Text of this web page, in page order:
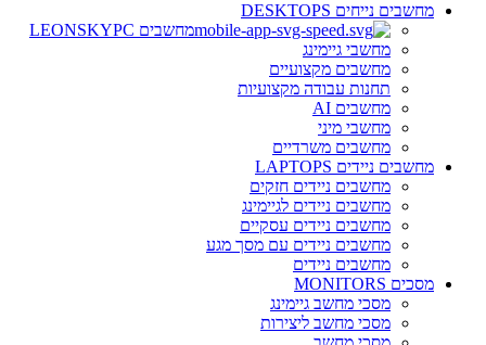
מחשבים נייחים DESKTOPS
מחשבים LEONSKYPC
מחשבי גיימינג
מחשבים מקצועיים
תחנות עבודה מקצועיות
מחשבים AI
מחשבי מיני
מחשבים משרדיים
מחשבים ניידים LAPTOPS
מחשבים ניידים חזקים
מחשבים ניידים לגיימינג
מחשבים ניידים עסקיים
מחשבים ניידים עם מסך מגע
מחשבים ניידים
מסכים MONITORS
מסכי מחשב גיימינג
מסכי מחשב ליצירות